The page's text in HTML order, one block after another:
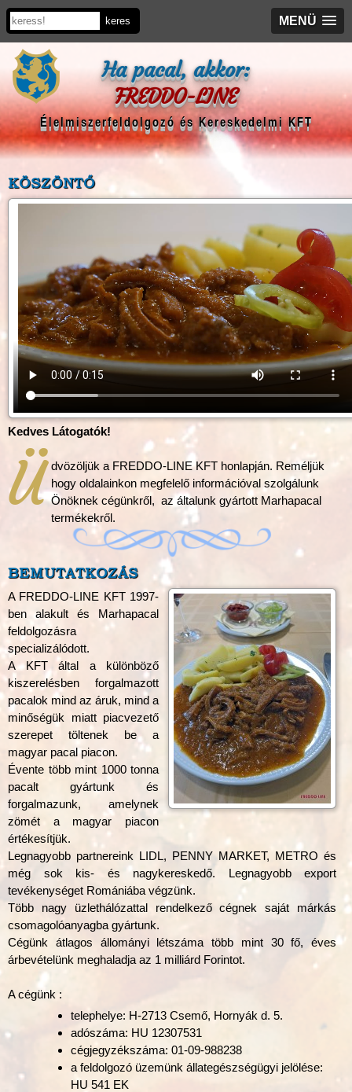
MENÜ
Ha pacal, akkor:
FREDDO-LINE
Élelmiszerfeldolgozó és Kereskedelmi KFT
KÖSZÖNTŐ
Kedves Látogatók!
Ü dvözöljük a FREDDO-LINE KFT honlapján. Reméljük
hogy oldalainkon megfelelő információval szolgálunk
Önöknek cégünkről, az általunk gyártott Marhapacal
termékekről.
BEMUTATKOZÁS
A FREDDO-LINE KFT 1997-
ben alakult és Marhapacal
feldolgozásra
specializálódott.
A KFT által a különböző
kiszerelésben forgalmazott
pacalok mind az áruk, mind a
minőségük miatt piacvezető
szerepet töltenek be a
magyar pacal piacon.
Évente több mint 1000 tonna
pacalt gyártunk és
forgalmazunk, amelynek
zömét a magyar piacon
értékesítjük.
Legnagyobb partnereink LIDL, PENNY MARKET, METRO és
még sok kis- és nagykereskedő. Legnagyobb export
tevékenységet Romániába végzünk.
Több nagy üzlethálózattal rendelkező cégnek saját márkás
csomagolóanyagba gyártunk.
Cégünk átlagos állományi létszáma több mint 30 fő, éves
árbevételünk meghaladja az 1 milliárd Forintot.
A cégünk :
telephelye: H-2713 Csemő, Hornyák d. 5.
adószáma: HU 12307531
cégjegyzékszáma: 01-09-988238
a feldolgozó üzemünk állategészségügyi jelölése:
HU 541 EK